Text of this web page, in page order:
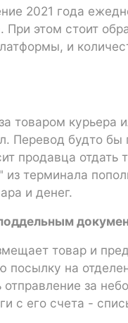
2021 года
этом стоит
и
товаром курьера
Перевод будто
продавца
терминала
и денег.
товар и
посылку на
за
с его счета -